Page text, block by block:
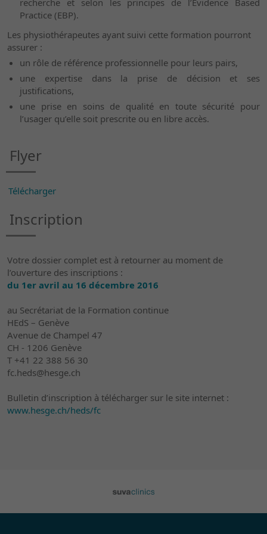
recherche et selon les principes de l’Evidence Based
Practice (EBP).
Les physiothérapeutes ayant suivi cette formation pourront
assurer :
un rôle de référence professionnelle pour leurs pairs,
une expertise dans la prise de décision et ses
justifications,
une prise en soins de qualité en toute sécurité pour
l’usager qu’elle soit prescrite ou en libre accès.
Flyer
Télécharger
Inscription
Votre dossier complet est à retourner au moment de
l’ouverture des inscriptions :
du 1er avril au 16 décembre 2016
au Secrétariat de la Formation continue
HEdS – Genève
Avenue de Champel 47
CH - 1206 Genève
T +41 22 388 56 30
fc.heds@hesge.ch
Bulletin d’inscription à télécharger sur le site internet :
www.hesge.ch/heds/fc